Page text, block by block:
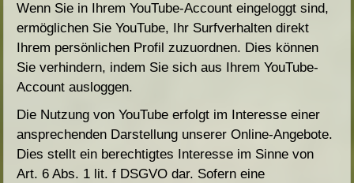
Wenn Sie in Ihrem YouTube-Account eingeloggt sind,
ermöglichen Sie YouTube, Ihr Surfverhalten direkt
Ihrem persönlichen Profil zuzuordnen. Dies können
Sie verhindern, indem Sie sich aus Ihrem YouTube-
Account ausloggen.
Die Nutzung von YouTube erfolgt im Interesse einer
ansprechenden Darstellung unserer Online-Angebote.
Dies stellt ein berechtigtes Interesse im Sinne von
Art. 6 Abs. 1 lit. f DSGVO dar. Sofern eine